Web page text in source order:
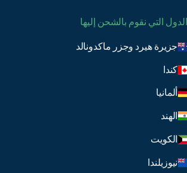
الدول التي نقوم بالشحن إليها
جزيرة هيرد وجزر ماكدونالد
كندا
ألمانيا
الهند
الكويت
نيوزيلندا